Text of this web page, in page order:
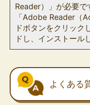
Reader）」が必要
「Adobe Reader（
ドボタンをクリック
ドし、インストール
よくある